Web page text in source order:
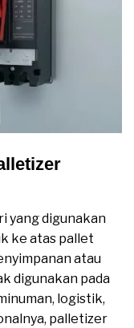
yang digunakan
ke atas pallet
atau
digunakan pada
logistik,
palletizer